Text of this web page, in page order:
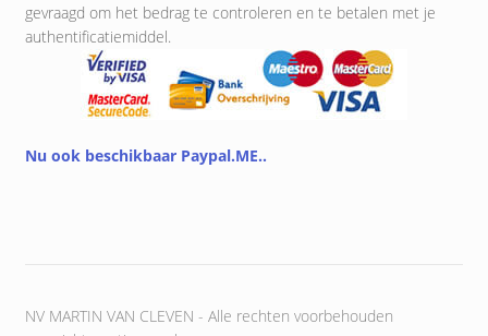
gevraagd om het bedrag te controleren en te betalen met je
authentificatiemiddel.
Nu ook beschikbaar Paypal.ME..
NV MARTIN VAN CLEVEN - Alle rechten voorbehouden